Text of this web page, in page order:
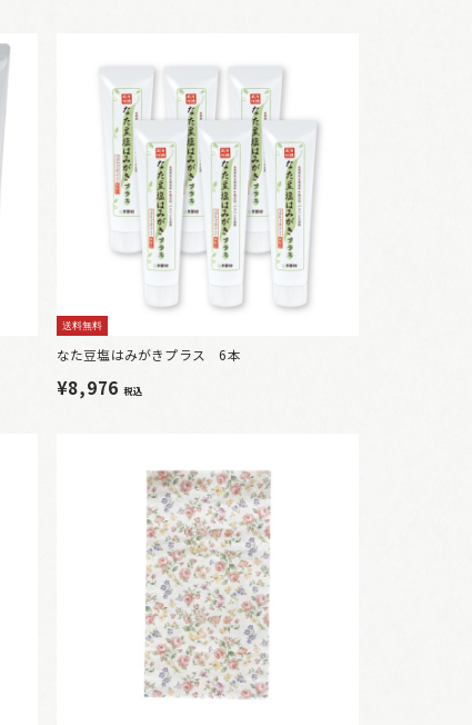
送料無料
なた豆塩はみがきプラス 6本
¥8,976 税込